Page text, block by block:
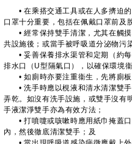
• 在乘搭交通工具或在人多擠迫的
口罩十分重要，包括在佩戴口罩前及
• 經常保持雙手清潔，尤其在觸摸
共設施後；或當手被呼吸道分泌物污
• 妥善保養排水渠管和定期（約每
排水口（U型隔氣口），以確保環境衞
• 如廁時亦要注重衞生，先將廁板
• 洗手時應以梘液和清水清潔雙手
弄乾。如沒有洗手設施，或雙手沒有
手液潔淨雙手亦為有效方法；
• 打噴嚏或咳嗽時應用紙巾掩蓋口
內，然後徹底清潔雙手；及